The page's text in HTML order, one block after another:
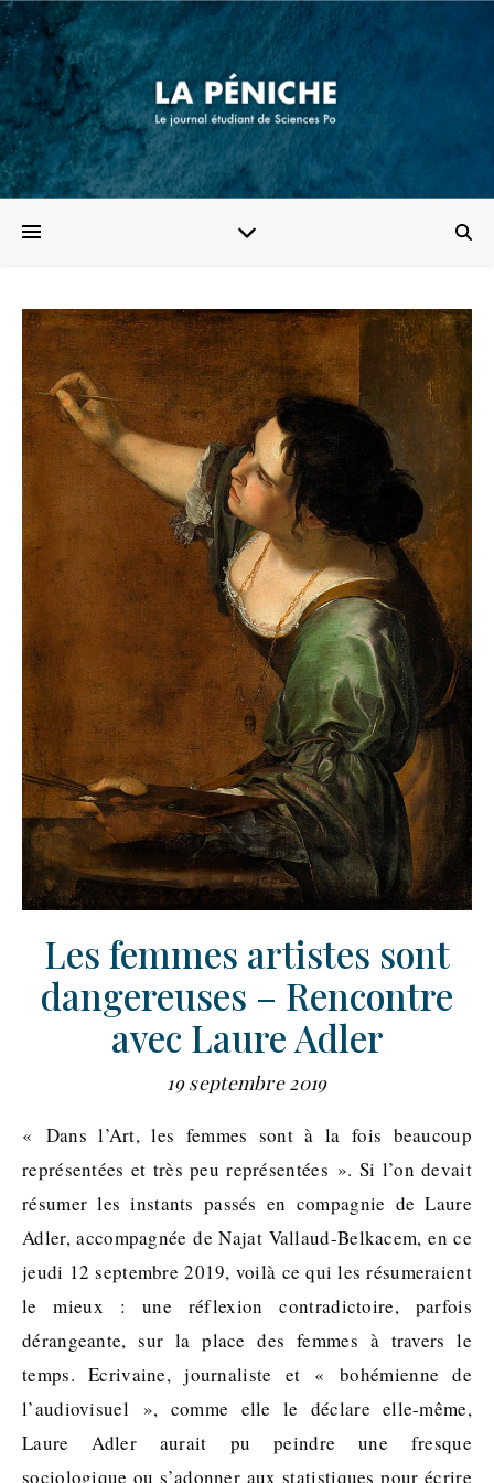
Les femmes artistes sont
dangereuses – Rencontre
avec Laure Adler
19 septembre 2019
« Dans l’Art, les femmes sont à la fois beaucoup
représentées et très peu représentées ». Si l’on devait
résumer les instants passés en compagnie de Laure
Adler, accompagnée de Najat Vallaud-Belkacem, en ce
jeudi 12 septembre 2019, voilà ce qui les résumeraient
le mieux : une réflexion contradictoire, parfois
dérangeante, sur la place des femmes à travers le
temps. Ecrivaine, journaliste et « bohémienne de
l’audiovisuel », comme elle le déclare elle-même,
Laure Adler aurait pu peindre une fresque
sociologique ou s’adonner aux statistiques pour écrire